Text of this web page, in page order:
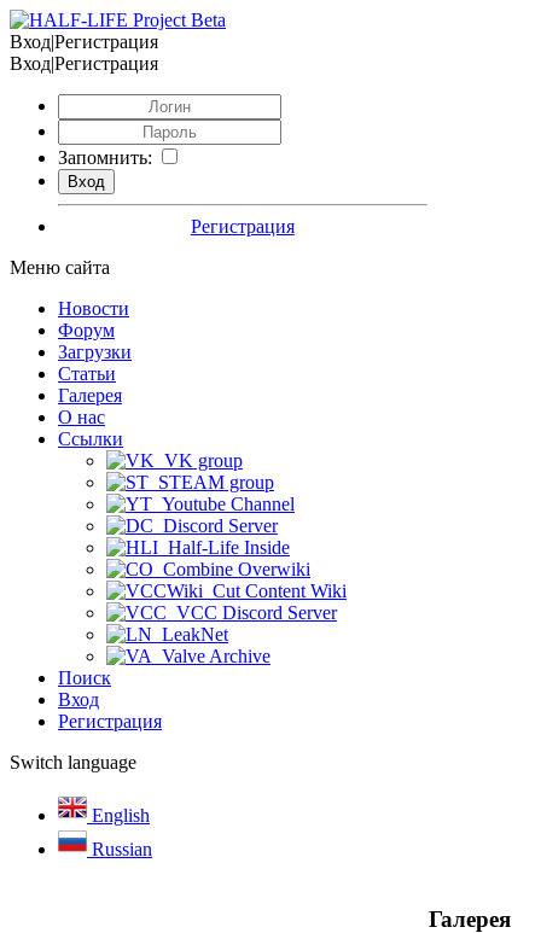
Вход|Регистрация
Вход|Регистрация
Запомнить:
Регистрация
Меню сайта
Новости
Форум
Загрузки
Статьи
Галерея
О нас
Ссылки
VK group
STEAM group
Youtube Channel
Discord Server
Half-Life Inside
Combine Overwiki
Cut Content Wiki
VCC Discord Server
LeakNet
Valve Archive
Поиск
Вход
Регистрация
Switch language
English
Russian
Галерея